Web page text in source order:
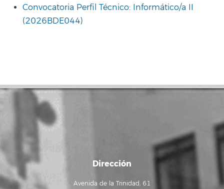
Convocatoria Perfil Técnico: Informático/a II
(2026BDE044)
Dirección
Avenida de la Trinidad, 61